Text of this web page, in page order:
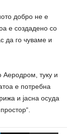
добро не е
е создадено со
да го чуваме и
Аеродром, туку и
е потребна
и јасна осуда